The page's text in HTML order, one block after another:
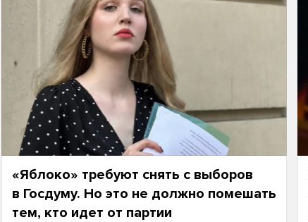
«Яблоко» требуют снять с выборов
в Госдуму. Но это не должно помешать
тем, кто идет от партии